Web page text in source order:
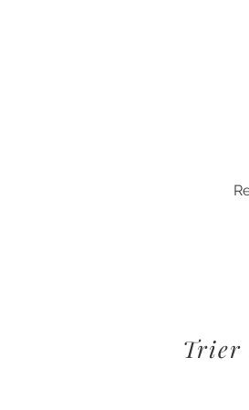
Trier